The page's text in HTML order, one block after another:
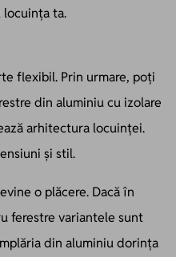
ta.
flexibil. Prin urmare, poți
din aluminiu cu izolare
arhitectura locuinței.
și stil.
o plăcere. Dacă în
ferestre variantele sunt
din aluminiu dorința